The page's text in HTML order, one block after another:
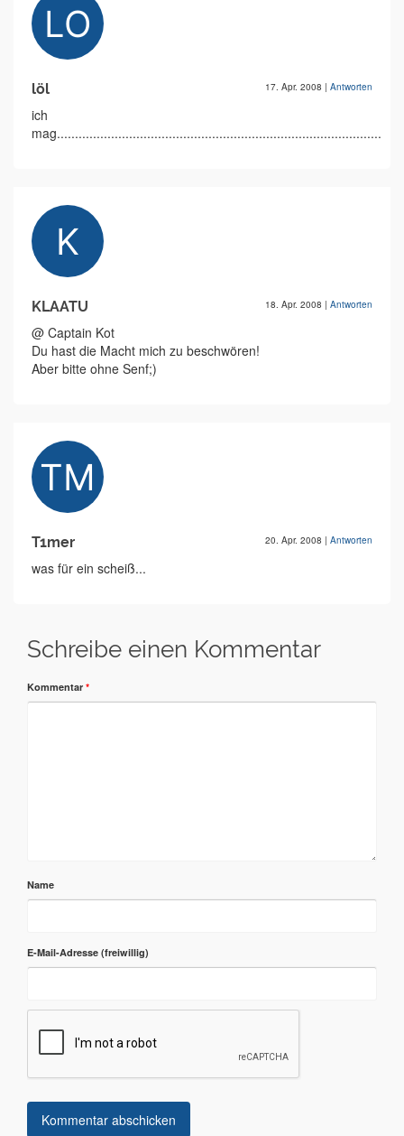
löl 17. Apr. 2008 | Antworten
ich
KLAATU 18. Apr. 2008 | Antworten
@ Captain Kot
Du hast die Macht mich zu beschwören!
Aber bitte ohne Senf;)
T1mer 20. Apr. 2008 | Antworten
was für ein scheiß...
Schreibe einen Kommentar
Kommentar *
Name
E-Mail-Adresse